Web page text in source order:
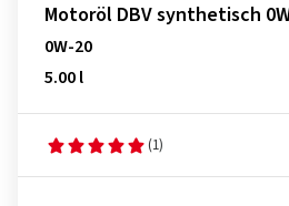
Motoröl DBV synthetisch
0W-20
5.00 l
(1)